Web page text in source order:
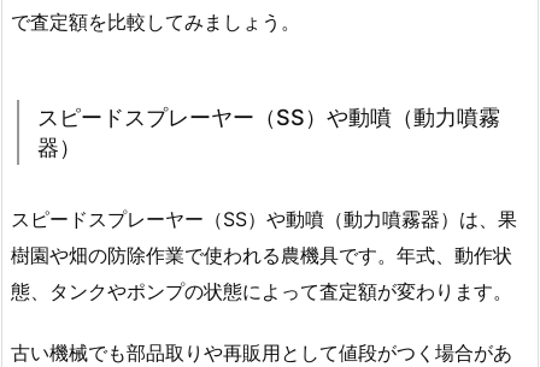
で査定額を比較してみましょう。
スピードスプレーヤー（SS）や動噴（動力噴霧
器）
スピードスプレーヤー（SS）や動噴（動力噴霧器）は、果
樹園や畑の防除作業で使われる農機具です。年式、動作状
態、タンクやポンプの状態によって査定額が変わります。
古い機械でも部品取りや再販用として値段がつく場合があ